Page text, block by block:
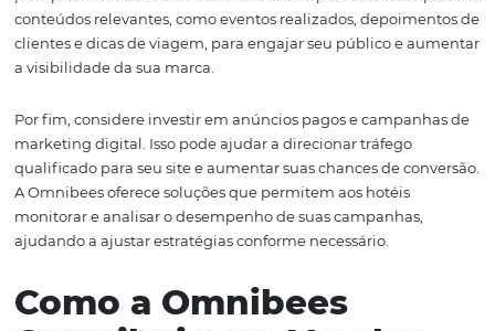
A Importância da
Presença Digital
No mundo atual, ter uma presença digital robusta é
atrair clientes B2B. A maioria das empresas realiza
online antes de tomar decisões de compra, e isso se
também à escolha de um hotel para estadias
importante do que nunca.